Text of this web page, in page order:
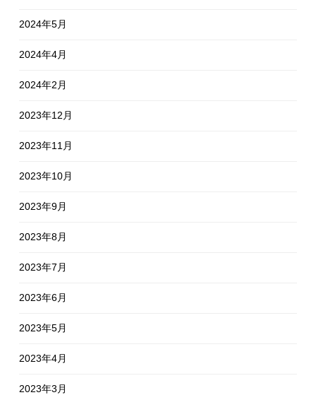
2024年5月
2024年4月
2024年2月
2023年12月
2023年11月
2023年10月
2023年9月
2023年8月
2023年7月
2023年6月
2023年5月
2023年4月
2023年3月